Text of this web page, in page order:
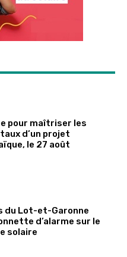
pour maîtriser les
d’un projet
le 27 août
du Lot-et-Garonne
d’alarme sur le
solaire